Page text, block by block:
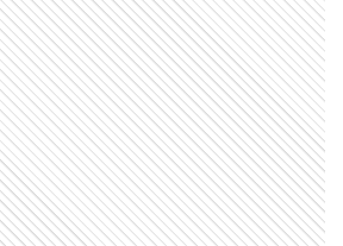
GALERIAS
Así fue el doloroso entierro de
Ernestina Pais: qué famosos
dijeron presente
ENTRETENIMIENTO
Así fueron las últimas horas de
vida del Indio Solari en su casa de
Parque Leloir